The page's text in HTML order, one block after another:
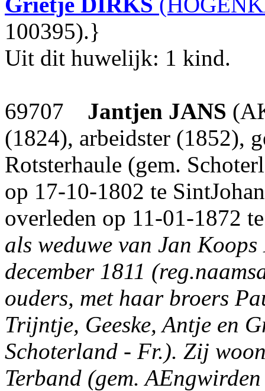
100395).}
Uit dit huwelijk: 1 kind.
69707 Jantjen JANS
(1824), arbeidster (1852),
Rotsterhaule (gem.
op 17-10-1802 te
overleden op 11-01-1872
als weduwe van Jan
december 1811
ouders, met haar broers
Trijntje, Geeske, Antje en
Schoterland - Fr.). Zij
Terband (gem.